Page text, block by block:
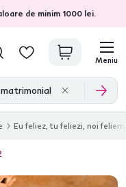
de minim 1000 lei.
verificate
Meniu
Eu feliez, tu feliezi, noi